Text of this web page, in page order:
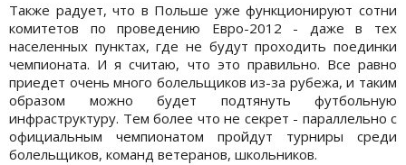
Также радует, что в Польше уже функционируют сотни
комитетов по проведению Евро-2012 - даже в тех
населенных пунктах, где не будут проходить поединки
чемпионата. И я считаю, что это правильно. Все равно
приедет очень много болельщиков из-за рубежа, и таким
образом можно будет подтянуть футбольную
инфраструктуру. Тем более что не секрет - параллельно с
официальным чемпионатом пройдут турниры среди
болельщиков, команд ветеранов, школьников.